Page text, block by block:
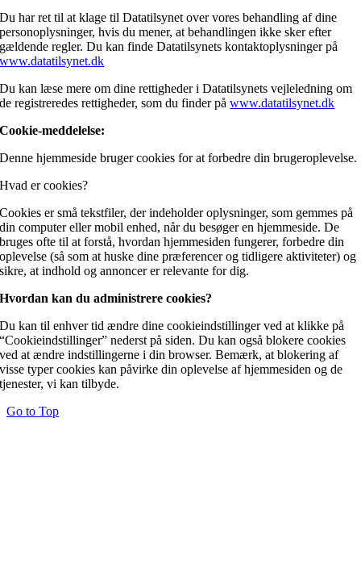
Du har ret til at klage til Datatilsynet over vores behandling af dine
personoplysninger, hvis du mener, at behandlingen ikke sker efter
gældende regler. Du kan finde Datatilsynets kontaktoplysninger på
www.datatilsynet.dk
Du kan læse mere om dine rettigheder i Datatilsynets vejleledning om
de registreredes rettigheder, som du finder påwww.datatilsynet.dk
Cookie-meddelelse:
Denne hjemmeside bruger cookies for at forbedre din brugeroplevelse.
Hvad er cookies?
Cookies er små tekstfiler, der indeholder oplysninger, som gemmes på
din computer eller mobil enhed, når du besøger en hjemmeside. De
bruges ofte til at forstå, hvordan hjemmesiden fungerer, forbedre din
oplevelse (så som at huske dine præferencer og tidligere aktiviteter) og
sikre, at indhold og annoncer er relevante for dig.
Hvordan kan du administrere cookies?
Du kan til enhver tid ændre dine cookieindstillinger ved at klikke på
“Cookieindstillinger” nederst på siden. Du kan også blokere cookies
ved at ændre indstillingerne i din browser. Bemærk, at blokering af
visse typer cookies kan påvirke din oplevelse af hjemmesiden og de
tjenester, vi kan tilbyde.
Go to Top